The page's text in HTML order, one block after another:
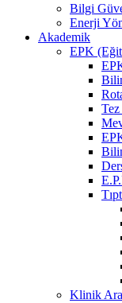
Bilgi
Enerji
Akademik
EPK
Klinik